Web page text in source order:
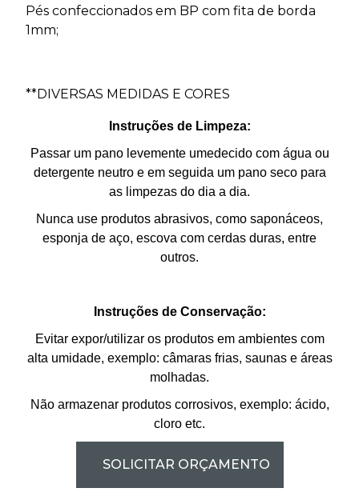
Pés confeccionados em BP com fita de borda
1mm;
**DIVERSAS MEDIDAS E CORES
Instruções de Limpeza:
Passar um pano levemente umedecido com água ou
detergente neutro e em seguida um pano seco para
as limpezas do dia a dia.
Nunca use produtos abrasivos, como saponáceos,
esponja de aço, escova com cerdas duras, entre
outros.
Instruções de Conservação:
Evitar expor/utilizar os produtos em ambientes com
alta umidade, exemplo: câmaras frias, saunas e áreas
molhadas.
Não armazenar produtos corrosivos, exemplo: ácido,
cloro etc.
SOLICITAR ORÇAMENTO